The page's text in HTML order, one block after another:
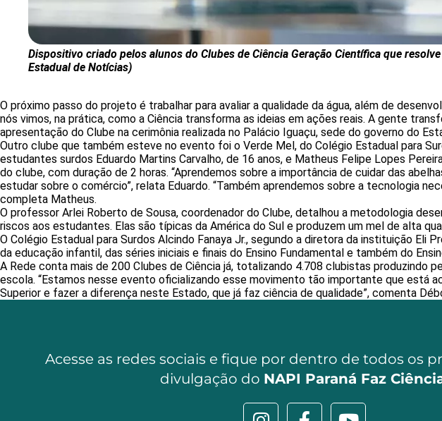
Dispositivo criado pelos alunos do Clubes de Ciência Geração Científica que
Estadual de Notícias)
O próximo passo do projeto é trabalhar para avaliar a qualidade da água, além de
nós vimos, na prática, como a Ciência transforma as ideias em ações reais. A gente
apresentação do Clube na cerimônia realizada no Palácio Iguaçu, sede do governo do
Outro clube que também esteve no evento foi o Verde Mel, do Colégio Estadual para
estudantes surdos Eduardo Martins Carvalho, de 16 anos, e Matheus Felipe Lopes
do clube, com duração de 2 horas. “Aprendemos sobre a importância de cuidar das
estudar sobre o comércio”, relata Eduardo. “Também aprendemos sobre a tecnologia
completa Matheus.
O professor Arlei Roberto de Sousa, coordenador do Clube, detalhou a metodologia
riscos aos estudantes. Elas são típicas da América do Sul e produzem um mel de alta
O Colégio Estadual para Surdos Alcindo Fanaya Jr., segundo a diretora da instituição
da educação infantil, das séries iniciais e finais do Ensino Fundamental e também do
A Rede conta mais de 200 Clubes de Ciência já, totalizando 4.708 clubistas produzindo
escola. “Estamos nesse evento oficializando esse movimento tão importante que está
Superior e fazer a diferença neste Estado, que já faz ciência de qualidade”, comenta
Acesse as redes sociais e fique por dentro de todos os
divulgação do NAPI Paraná Faz